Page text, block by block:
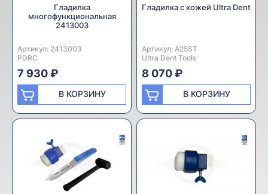
Гладилка
многофункциональная
2413003
Артикул: 2413003
Производитель:
PDRC
7 930 ₽
В КОРЗИНУ
Гладилка с кожей Ultra Dent
Артикул: A25ST
Производитель:
Ultra Dent Tools
8 070 ₽
В КОРЗИНУ